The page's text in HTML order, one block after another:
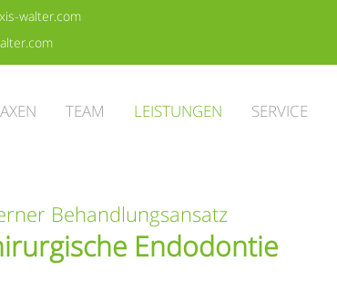
walter.com
TEAM LEISTUNGEN SERVICE
Behandlungsansatz
Endodontie